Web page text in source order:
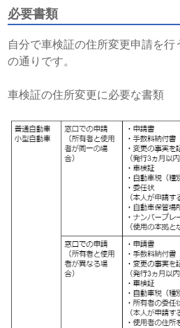
必要書類
自分で車検証の住所変更申請を
の通りです。
車検証の住所変更に必要な書類